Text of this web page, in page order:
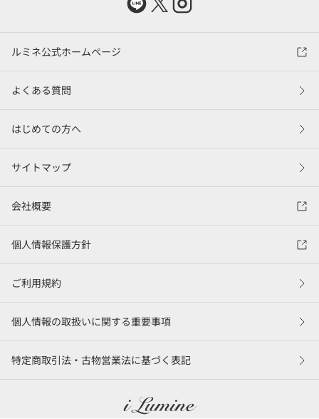
ルミネ公式ホームページ
よくある質問
はじめての方へ
サイトマップ
会社概要
個人情報保護方針
ご利用規約
個人情報の取扱いに関する重要事項
特定商取引法・古物営業法に基づく表記